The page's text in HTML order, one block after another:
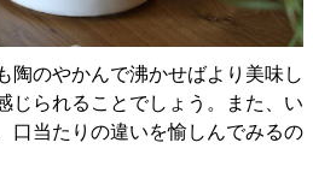
陶のやかんで沸かせばより美味し
じられることでしょう。また、い
口当たりの違いを愉しんでみるの